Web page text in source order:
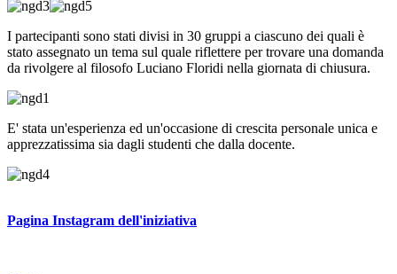
I partecipanti sono stati divisi in 30 gruppi a ciascuno dei quali è
stato assegnato un tema sul quale riflettere per trovare una domanda
da rivolgere al filosofo Luciano Floridi nella giornata di chiusura.
E' stata un'esperienza ed un'occasione di crescita personale unica e
apprezzatissima sia dagli studenti che dalla docente.
Pagina Instagram dell'iniziativa